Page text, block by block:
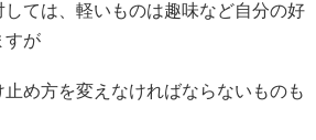
ては、軽いものは趣味など自分の好
すが
め方を変えなければならないものも